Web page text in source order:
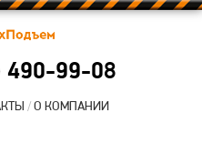
О КОМПАНИИ
490-99-08